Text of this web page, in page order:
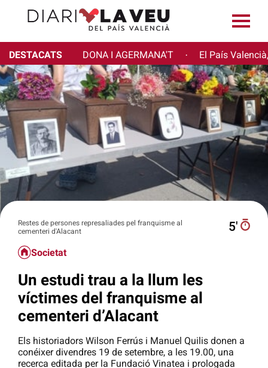
DESTACATS DONA I AGERMANA'T · El País
Restes de persones represaliades pel franquisme al
cementeri d'Alacant
5′
Societat
Un estudi trau a la llum les
víctimes del franquisme al
cementeri d’Alacant
Els historiadors Wilson Ferrús i Manuel Quilis donen a
conéixer divendres 19 de setembre, a les 19.00, una
recerca editada per la Fundació Vinatea i prologada